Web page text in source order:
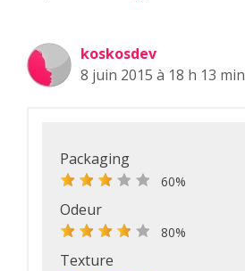
koskosdev
8 juin 2015 à 18 h 13 min
Packaging
60%
Odeur
80%
Texture